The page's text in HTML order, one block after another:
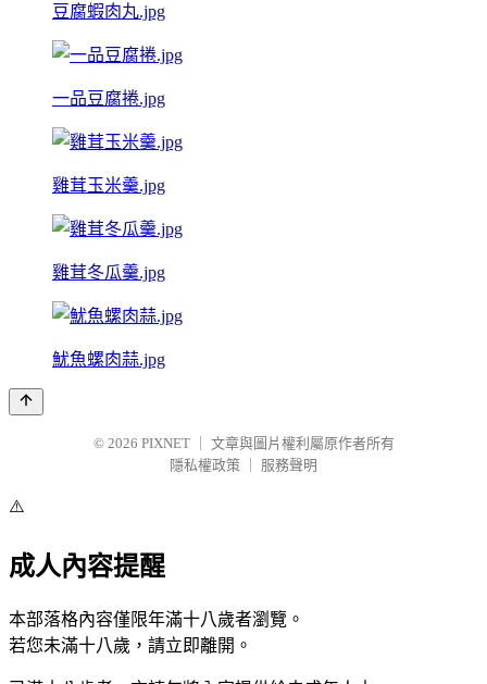
豆腐蝦肉丸.jpg
一品豆腐捲.jpg
雞茸玉米羹.jpg
雞茸冬瓜羹.jpg
魷魚螺肉蒜.jpg
© 2026 PIXNET
文章與圖片權利屬原作者所有
隱私權政策
服務聲明
⚠️
成人內容提醒
本部落格內容僅限年滿十八歲者瀏覽。
若您未滿十八歲，請立即離開。